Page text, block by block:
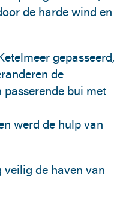
de harde wind en
gepasseerd,
de
bui met
werd de hulp van
de haven van